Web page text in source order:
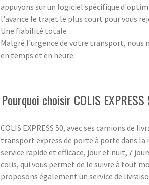
appuyons sur un logiciel spécifique
l'avance le trajet le plus court pour vous
Une fiabilité totale :
Malgré l'urgence de votre transport, nous
en temps et en heure.
Pourquoi choisir COLIS
COLIS EXPRESS 50, avec ses camions de
transport express de porte à porte dans la
service rapide et efficace, jour et nuit, 7
colis, qui vous permet de le suivre à tout
proposons également un service de